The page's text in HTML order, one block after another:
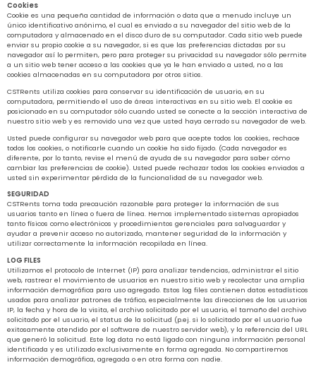
Cookies
Cookie es una pequeña cantidad de información o data que a menudo incluye un
único identificativo anónimo, el cual es enviado a su navegador del sitio web de la
computadora y almacenado en el disco duro de su computador. Cada sitio web puede
enviar su propio cookie a su navegador, si es que las preferencias dictadas por su
navegador así lo permiten, pero para proteger su privacidad su navegador sólo permite
a un sitio web tener acceso a las cookies que ya le han enviado a usted, no a las
cookies almacenadas en su computadora por otros sitios.
CSTRents utiliza cookies para conservar su identificación de usuario, en su
computadora, permitiendo el uso de áreas interactivas en su sitio web. El cookie es
posicionado en su computador sólo cuando usted se conecte a la sección interactiva de
nuestro sitio web y es removido una vez que usted haya cerrado su navegador de web.
Usted puede configurar su navegador web para que acepte todos los cookies, rechace
todos los cookies, o notificarle cuando un cookie ha sido fijado. (Cada navegador es
diferente, por lo tanto, revise el menú de ayuda de su navegador para saber cómo
cambiar las preferencias de cookie). Usted puede rechazar todos los cookies enviados a
usted sin experimentar pérdida de la funcionalidad de su navegador web.
SEGURIDAD
CSTRents toma toda precaución razonable para proteger la información de sus
usuarios tanto en línea o fuera de línea. Hemos implementado sistemas apropiados
tanto físicos como electrónicos y procedimientos gerenciales para salvaguardar y
ayudar a prevenir acceso no autorizado, mantener seguridad de la información y
utilizar correctamente la información recopilada en línea.
LOG FILES
Utilizamos el protocolo de Internet (IP) para analizar tendencias, administrar el sitio
web, rastrear el movimiento de usuarios en nuestro sitio web y recolectar una amplia
información demográfica para uso agregado. Estos log files contienen datos estadísticos
usados para analizar patrones de tráfico, especialmente las direcciones de los usuarios
IP, la fecha y hora de la visita, el archivo solicitado por el usuario, el tamaño del archivo
solicitado por el usuario, el status de la solicitud (p.ej. si lo solicitado por el usuario fue
exitosamente atendido por el software de nuestro servidor web), y la referencia del URL
que generó la solicitud. Este log data no está ligado con ninguna información personal
identificada y es utilizado exclusivamente en forma agregada. No compartiremos
información demográfica, agregada o en otra forma con nadie.